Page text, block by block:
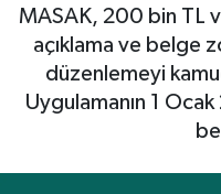
MASAK, 200 bin TL
açıklama ve belge
düzenlemeyi
Uygulamanın 1
Otovitrin
Asayiş
Haber Arşivi